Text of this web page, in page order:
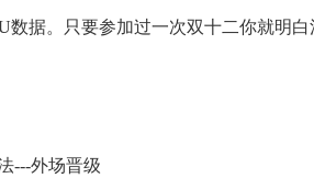
据。只要参加过一次双十二你就明